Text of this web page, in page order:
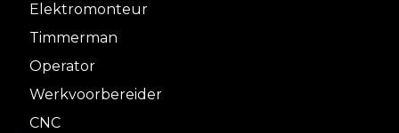
Elektromonteur
Timmerman
Operator
Werkvoorbereider
CNC